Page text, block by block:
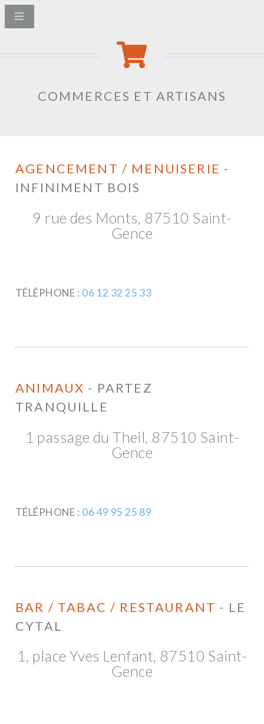
COMMERCES ET ARTISANS
AGENCEMENT / MENUISERIE -
INFINIMENT BOIS
9 rue des Monts, 87510 Saint-
Gence
TÉLÉPHONE : 06 12 32 25 33
ANIMAUX - PARTEZ
TRANQUILLE
1 passage du Theil, 87510 Saint-
Gence
TÉLÉPHONE : 06 49 95 25 89
BAR / TABAC / RESTAURANT - LE
CYTAL
1, place Yves Lenfant, 87510 Saint-
Gence